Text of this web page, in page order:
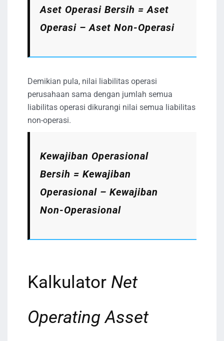
Aset Operasi Bersih = Aset
Operasi – Aset Non-Operasi
Demikian pula, nilai liabilitas operasi
perusahaan sama dengan jumlah semua
liabilitas operasi dikurangi nilai semua liabilitas
non-operasi.
Kewajiban Operasional
Bersih = Kewajiban
Operasional – Kewajiban
Non-Operasional
Kalkulator Net
Operating Asset